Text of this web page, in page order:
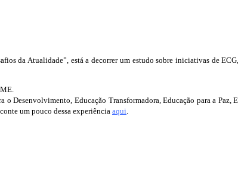
da Atualidade”, está a decorrer um estudo sobre iniciativas de
Desenvolvimento, Educação Transformadora, Educação para a Paz,
um pouco dessa experiência aqui.